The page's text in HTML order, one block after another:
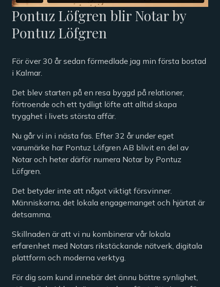
Pontuz Löfgren blir Notar by
Pontuz Löfgren
För över 30 år sedan förmedlade jag min första bostad
i Kalmar.
Det blev starten på en resa byggd på relationer,
förtroende och ett tydligt löfte att alltid skapa
trygghet i livets största affär.
Nu går vi in i nästa fas. Efter 32 år under eget
varumärke har Pontuz Löfgren AB blivit en del av
Notar och heter därför numera Notar by Pontuz
Löfgren.
Det betyder inte att något viktigt försvinner.
Människorna, det lokala engagemanget och hjärtat är
detsamma.
Skillnaden är att vi nu kombinerar vår lokala
erfarenhet med Notars rikstäckande nätverk, digitala
plattform och moderna verktyg.
För dig som kund innebär det ännu bättre synlighet,